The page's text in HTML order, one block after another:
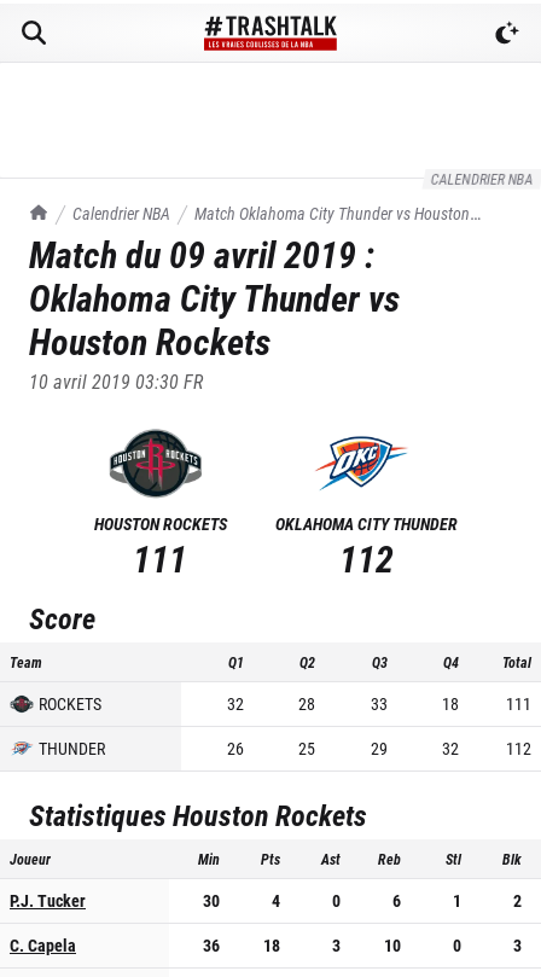
CALENDRIER NBA
TrashTalk Actu NBA
Calendrier NBA Match Oklahoma City ThundervsHouston
Rocketsdu 09/04/2019
Match du 09 avril 2019 :
Oklahoma City Thundervs
Houston Rockets
10 avril 2019 03:30FR
HOUSTON ROCKETS
111
OKLAHOMA CITY THUNDER
112
Score
Team Q1 Q2 Q3 Q4 Total
ROCKETS 32 28 33 18
111
THUNDER
26 25 29 32 112
StatistiquesHouston Rockets
Joueur Min Pts Ast Reb Stl Blk
P.J. Tucker 30 4 0 6 1
2
C. Capela
36 18 3 10 0
3